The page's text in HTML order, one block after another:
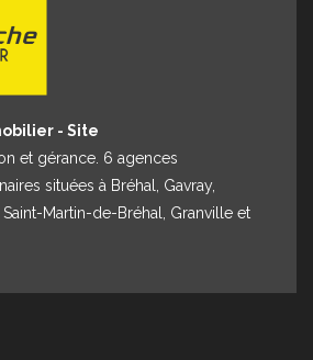
- Site
et gérance. 6 agences
situées à Bréhal, Gavray,
Martin-de-Bréhal, Granville et